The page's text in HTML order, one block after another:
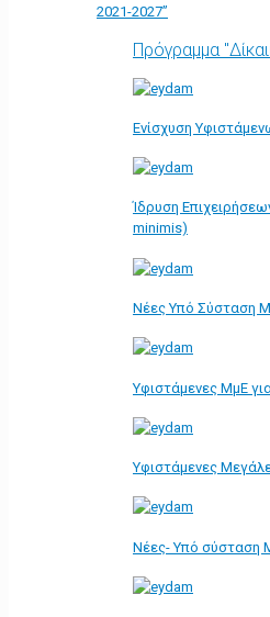
2021-2027”
Πρόγραμμα
Ενίσχυση
Ίδρυση
minimis)
Νέες Υπό Σύσταση
Υφιστάμενες ΜμΕ
Υφιστάμενες
Νέες- Υπό σύσταση